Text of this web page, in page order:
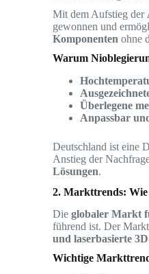
Mit dem Aufstieg der
gewonnen und
Komponenten ohne
Warum
Überlegene
Anpassbar
Deutschland ist eine
Anstieg der
Lösungen.
2. Markttrends:
Dieglobaler Markt
führend ist. Der
und laserbasierte
Wichtige